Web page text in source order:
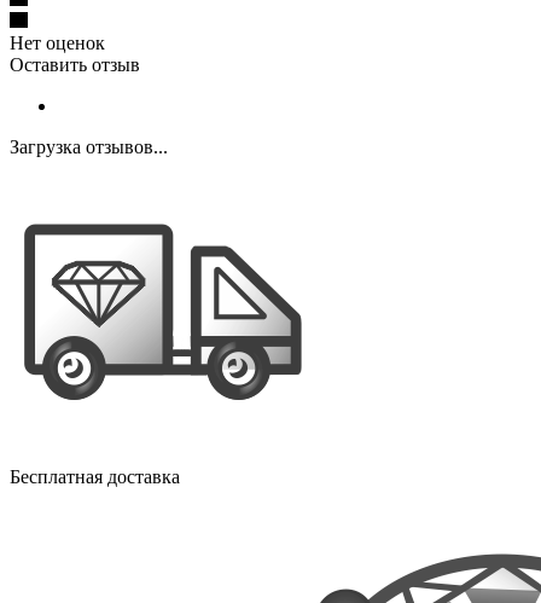
Нет оценок
Оставить отзыв
Загрузка отзывов...
Бесплатная доставка